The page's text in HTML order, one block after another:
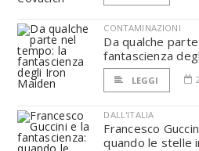
CONTAMINAZIONI
Da qualche
fantascienza
LEGGI
DALL'ITALIA
Francesco
quando le stelle